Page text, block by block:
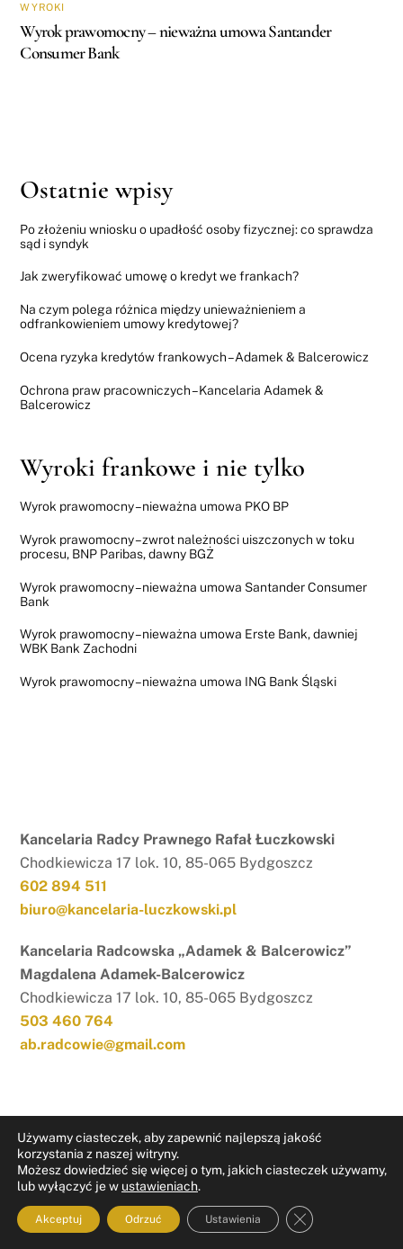
WYROKI
Wyrok prawomocny – nieważna umowa Santander
Consumer Bank
Ostatnie wpisy
Po złożeniu wniosku o upadłość osoby fizycznej: co sprawdza
sąd i syndyk
Jak zweryfikować umowę o kredyt we frankach?
Na czym polega różnica między unieważnieniem a
odfrankowieniem umowy kredytowej?
Ocena ryzyka kredytów frankowych – Adamek & Balcerowicz
Ochrona praw pracowniczych – Kancelaria Adamek &
Balcerowicz
Wyroki frankowe i nie tylko
Wyrok prawomocny – nieważna umowa PKO BP
Wyrok prawomocny – zwrot należności uiszczonych w toku
procesu, BNP Paribas, dawny BGŻ
Wyrok prawomocny – nieważna umowa Santander Consumer
Bank
Wyrok prawomocny – nieważna umowa Erste Bank, dawniej
WBK Bank Zachodni
Wyrok prawomocny – nieważna umowa ING Bank Śląski
Kancelaria Radcy Prawnego Rafał Łuczkowski
Chodkiewicza 17 lok. 10, 85-065 Bydgoszcz
602 894 511
biuro@kancelaria-luczkowski.pl
Kancelaria Radcowska „Adamek & Balcerowicz”
Magdalena Adamek-Balcerowicz
Chodkiewicza 17 lok. 10, 85-065 Bydgoszcz
503 460 764
ab.radcowie@gmail.com
RODO Nota prawna
Używamy ciasteczek, aby zapewnić najlepszą jakość
korzystania z naszej witryny.
Możesz dowiedzieć się więcej o tym, jakich ciasteczek używamy,
lub wyłączyć je w ustawieniach.
Akceptuj Odrzuć Ustawienia ZAMKNIJ